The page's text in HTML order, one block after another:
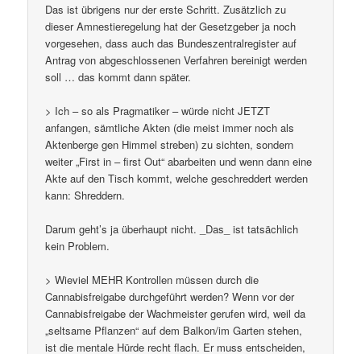
Das ist übrigens nur der erste Schritt. Zusätzlich zu
dieser Amnestieregelung hat der Gesetzgeber ja noch
vorgesehen, dass auch das Bundeszentralregister auf
Antrag von abgeschlossenen Verfahren bereinigt werden
soll … das kommt dann später.
> Ich – so als Pragmatiker – würde nicht JETZT
anfangen, sämtliche Akten (die meist immer noch als
Aktenberge gen Himmel streben) zu sichten, sondern
weiter „First in – first Out“ abarbeiten und wenn dann eine
Akte auf den Tisch kommt, welche geschreddert werden
kann: Shreddern.
Darum geht’s ja überhaupt nicht. _Das_ ist tatsächlich
kein Problem.
> Wieviel MEHR Kontrollen müssen durch die
Cannabisfreigabe durchgeführt werden? Wenn vor der
Cannabisfreigabe der Wachmeister gerufen wird, weil da
„seltsame Pflanzen“ auf dem Balkon/im Garten stehen,
ist die mentale Hürde recht flach. Er muss entscheiden,